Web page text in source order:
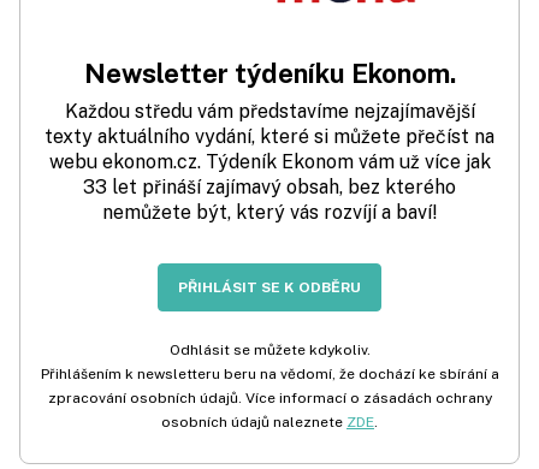
Newsletter týdeníku Ekonom.
Každou středu vám představíme nejzajímavější
texty aktuálního vydání, které si můžete přečíst na
webu ekonom.cz. Týdeník Ekonom vám už více jak
33 let přináší zajímavý obsah, bez kterého
nemůžete být, který vás rozvíjí a baví!
PŘIHLÁSIT SE K ODBĚRU
Odhlásit se můžete kdykoliv.
Přihlášením k newsletteru beru na vědomí, že dochází ke sbírání a
zpracování osobních údajů. Více informací o zásadách ochrany
osobních údajů naleznete ZDE.